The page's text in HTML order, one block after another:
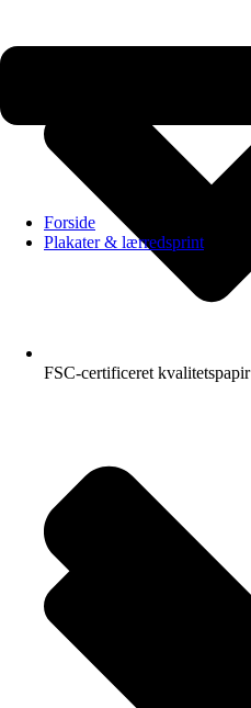
Forside
Plakater & lærredsprint
FSC-certificeret kvalitetspapir